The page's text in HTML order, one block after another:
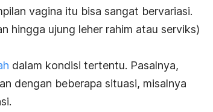
vagina itu bisa sangat bervariasi.
hingga ujung leher rahim atau serviks)
dalam kondisi tertentu. Pasalnya,
dengan beberapa situasi, misalnya